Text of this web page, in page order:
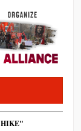
HIKE"